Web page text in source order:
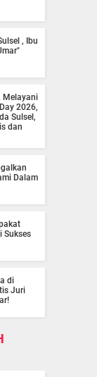
, Ibu
Melayani
2026,
Sulsel,
dan
Dalam
Sukses
di
Juri